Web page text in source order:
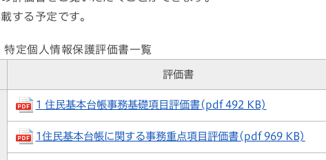
する予定です。
特定個人情報保護評価書一覧
評価書
1 住民基本台帳事務基礎項目評価書(pdf 492 KB)
1住民基本台帳に関する事務重点項目評価書(pdf 969 KB)